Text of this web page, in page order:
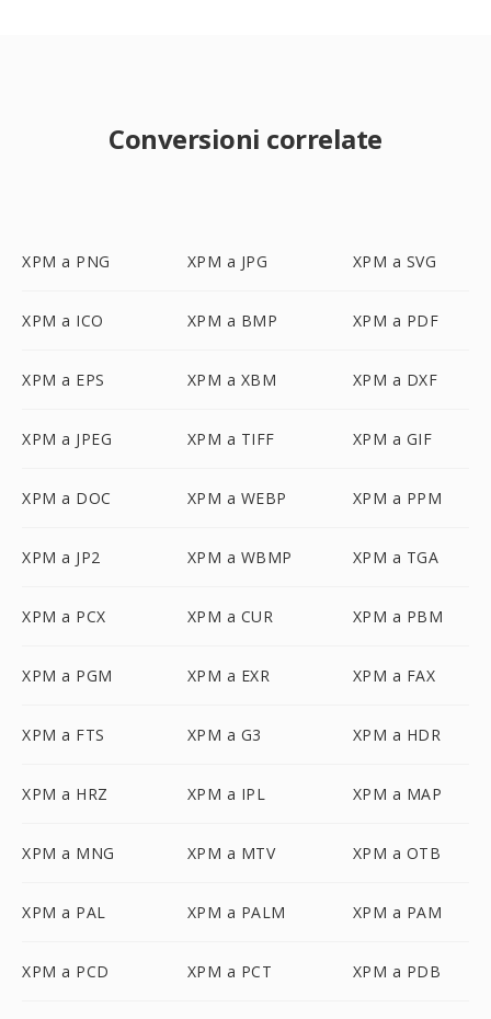
Conversioni correlate
XPM a PNG XPM a JPG XPM a SVG
XPM a ICO XPM a BMP XPM a PDF
XPM a EPS XPM a XBM XPM a DXF
XPM a JPEG XPM a TIFF XPM a GIF
XPM a DOC XPM a WEBP XPM a PPM
XPM a JP2 XPM a WBMP XPM a TGA
XPM a PCX XPM a CUR XPM a PBM
XPM a PGM XPM a EXR XPM a FAX
XPM a FTS XPM a G3 XPM a HDR
XPM a HRZ XPM a IPL XPM a MAP
XPM a MNG XPM a MTV XPM a OTB
XPM a PAL XPM a PALM XPM a PAM
XPM a PCD XPM a PCT XPM a PDB